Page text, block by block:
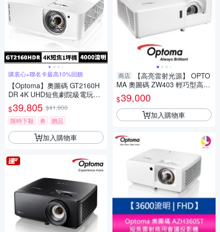
購衷心+聯名卡最高10%回饋
【Optoma】奧圖碼 GT2160H
DR 4K UHD短焦劇院級電玩投
影機
$39,805 $41,900
限時下殺
券 贈品
加入購物車
商店
【高亮雷射光源】 OPTO
MA 奧圖碼 ZW403 輕巧型高亮
度工程及商用投影機 WXGA 45
00流明 公司貨
$39,000
加入購物車